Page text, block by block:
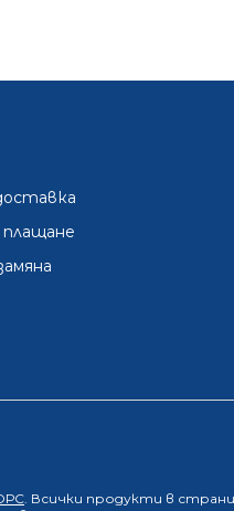
. Всички продукти в